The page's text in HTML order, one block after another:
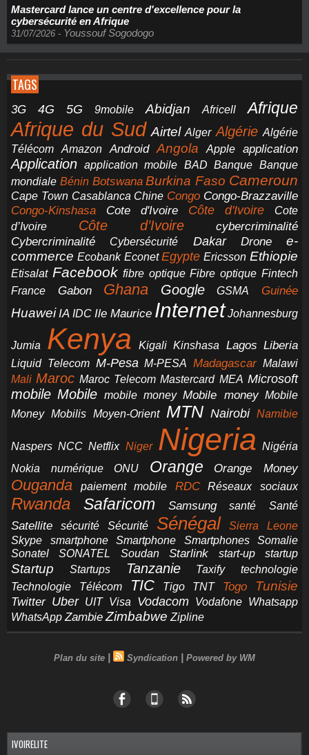
Mastercard lance un centre d'excellence pour la
cybersécurité en Afrique
31/07/2026 - Youssouf Sogodogo
TAGS
3G 4G 5G 9mobile Abidjan Africell Afrique
Afrique du Sud Airtel Alger Algérie Algérie
Télécom
Amazon Android Angola Apple application
Application application mobile BAD Banque Banque
mondiale Bénin Botswana Burkina Faso Cameroun
Cape Town Casablanca Chine Congo Congo-Brazzaville
Congo-Kinshasa Cote d'Ivoire Côte d'Ivoire
Cote
d’Ivoire
Côte d’Ivoire
cybercriminalité
Cybercriminalité
Cybersécurité Dakar Drone
e-
commerce Ecobank Econet Egypte Ericsson Ethiopie
Etisalat Facebook fibre optique Fibre optique Fintech
France
Gabon Ghana Google GSMA Guinée
Huawei IA IDC Ile Maurice Internet Johannesburg
Jumia Kenya Kigali Kinshasa Lagos Liberia
Liquid Telecom M-Pesa M-PESA Madagascar Malawi
Mali Maroc Maroc Telecom Mastercard MEA Microsoft
mobile Mobile mobile money Mobile money Mobile
Money Mobilis Moyen-Orient MTN Nairobi Namibie
Naspers NCC Netflix Niger Nigeria Nigéria
Nokia
numérique ONU Orange Orange Money
Ouganda paiement mobile RDC Réseaux sociaux
Rwanda Safaricom Samsung santé Santé
Satellite sécurité Sécurité Sénégal
Sierra Leone
Skype
smartphone Smartphone Smartphones
Somalie
Sonatel
SONATEL Soudan Starlink start-up startup
Startup Startups Tanzanie Taxify
technologie
Technologie
Télécom TIC Tigo TNT Togo Tunisie
Twitter Uber UIT Visa Vodacom Vodafone Whatsapp
WhatsApp Zambie Zimbabwe Zipline
Plan du site | Syndication | Powered by WM
IVOIRELITE